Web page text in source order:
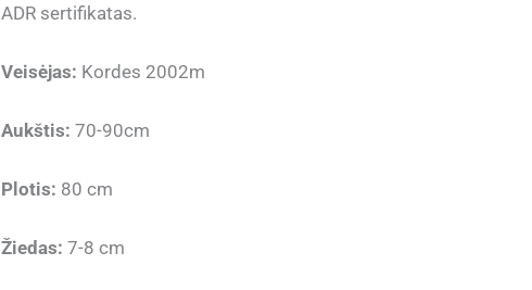
ADR sertifikatas.
Veisėjas: Kordes 2002m
Aukštis: 70-90cm
Plotis: 80 cm
Žiedas: 7-8 cm